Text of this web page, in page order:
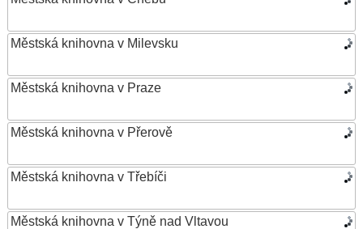
Městská knihovna v Milevsku
Městská knihovna v Praze
Městská knihovna v Přerově
Městská knihovna v Třebíči
Městská knihovna v Týně nad Vltavou